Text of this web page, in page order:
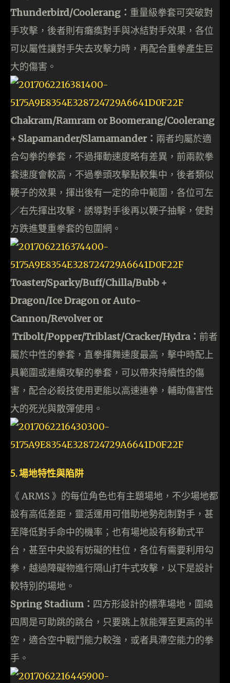
Thunderbird/Coolerang： 重量級拳套可突破對
手攻擊，後者則有癱瘓對手與冰結對手效果，各位
可以屬性讓對手失去攻擊力時，再配合重拳產生巨
大的傷害。
Chakram/Ramram or Boomerang/Coolerang
+ Slapamander/Slamamander： 兩者均屬於適
合勾拳的拳套，不過揮動速度略有差異，前兩款拳
套速度會較高，不過拳頭攻擊點較集中，後者類似
鞕子的效果，揮出後有一定的命中範圍，各位可左
／右先揮出攻擊，誘導對手後再以鞕子抽擊，使對
方跌進雙重拳套的包圍網。
Toaster/Sparky/Buff/Chilla/Bubb +
Dragon/Ice Dragon or Auto-
Cannon/Revolver or
Tribolt/Popper/Triblast/Cracker/Hydra： 前者
屬於中性的拳套，直拳揮舞速度最高，擊中時配上
具範圍或連續攻擊的拳套，可以帶來持續性的傷
害，配合必殺技使用更能以高速連拳，輔助傷害性
大的死光與散彈使用。
5. 場地特性與陷阱
《 ARMS 》的每位角色也有主題場地，不少場地都
設有高低差距，靈活運用可借助地勢剋制對手，甚
至降低對手命中的機率；也有場地設有移動式平
台，甚至中央設有妨礙的柱位，各位有需要利用勾
拳，越過障礙物進行隔山打牛式攻擊，以下是設計
較特別的場地。
Spring Stadium： 四方形設計的標準場地，圍繞
四周是可助跳的跳台，只要跳上就能彈至更高的半
空，適合空中戰鬥能力較強，或者具滯空能力的拳
手。